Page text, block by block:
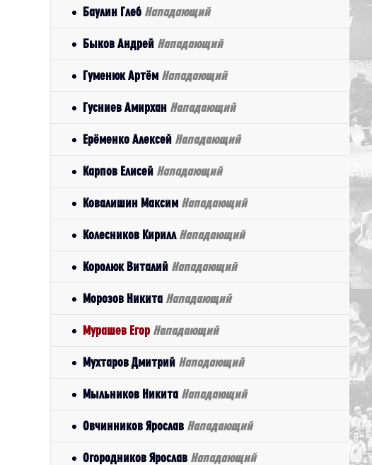
Баулин Глеб Нападающий
Быков Андрей Нападающий
Гуменюк Артём Нападающий
Гусниев Амирхан Нападающий
Ерёменко Алексей Нападающий
Карпов Елисей Нападающий
Ковалишин Максим Нападающий
Колесников Кирилл Нападающий
Королюк Виталий Нападающий
Морозов Никита Нападающий
Мурашев Егор Нападающий
Мухтаров Дмитрий Нападающий
Мыльников Никита Нападающий
Овчинников Ярослав Нападающий
Огородников Ярослав Нападающий